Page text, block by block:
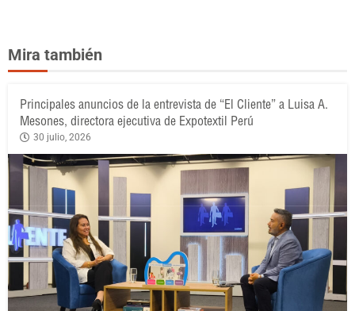
Mira también
Principales anuncios de la entrevista de “El Cliente” a Luisa A.
Mesones, directora ejecutiva de Expotextil Perú
30 julio, 2026